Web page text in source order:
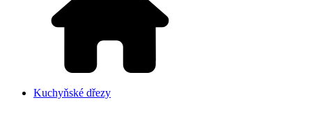
Kuchyňské dřezy